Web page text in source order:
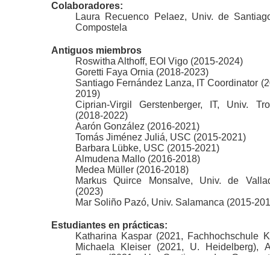
Colaboradores:
Laura Recuenco Pelaez, Univ. de
Compostela
Antiguos miembros
Roswitha Althoff, EOI Vigo (2015-2024)
Goretti Faya Ornia (2018-2023)
Santiago Fernández Lanza, IT Coordinator
2019)
Ciprian-Virgil Gerstenberger, IT, Univ.
(2018-2022)
Aarón González (2016-2021)
Tomás Jiménez Juliá, USC (2015-2021)
Barbara Lübke, USC (2015-2021)
Almudena Mallo (2016-2018)
Medea Müller (2016-2018)
Markus Quirce Monsalve, Univ. de
(2023)
Mar Soliño Pazó, Univ. Salamanca (2015-
Estudiantes en prácticas:
Katharina Kaspar (2021, Fachhochschule
Michaela Kleiser (2021, U. Heidelberg),